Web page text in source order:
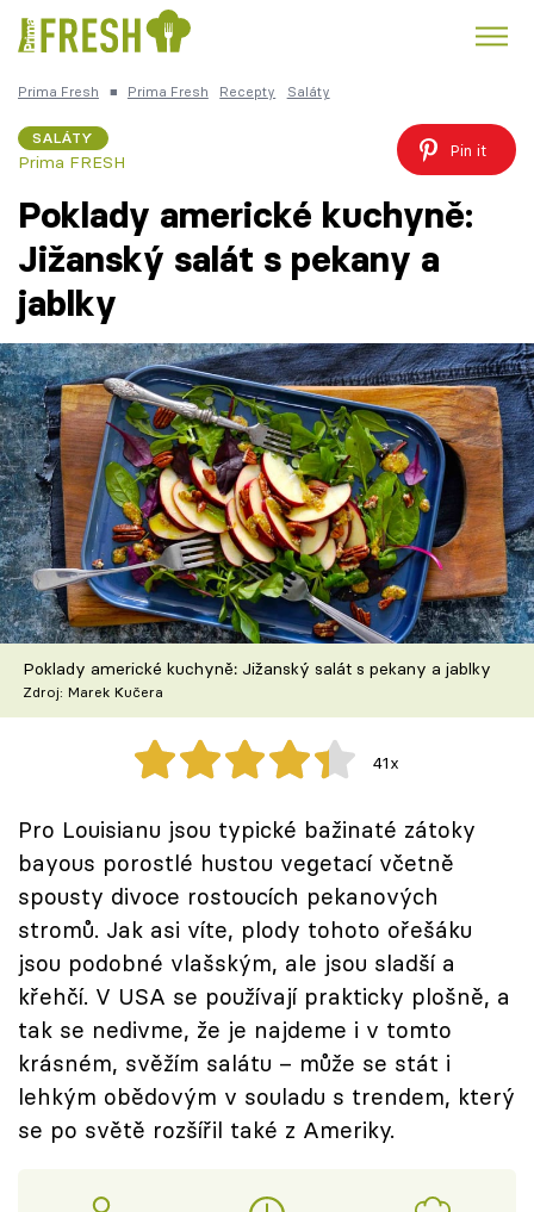
Česká kuchyně
Témata
Recepty
Články
TV Program
Škola vaření
Recepty z TV
Speciál: Cuketa
Těhotnej kuchař
Přihlášení
Sledujte nás
Prima Fresh ■ Prima Fresh Recepty Saláty
SALÁTY
Prima FRESH
Pin it
Poklady americké kuchyně:
Jižanský salát s pekany a
jablky
Poklady americké kuchyně: Jižanský salát s pekany a jablky
Zdroj: Marek Kučera
41x
Pro Louisianu jsou typické bažinaté zátoky
bayous porostlé hustou vegetací včetně
spousty divoce rostoucích pekanových
stromů. Jak asi víte, plody tohoto ořešáku
jsou podobné vlašským, ale jsou sladší a
křehčí. V USA se používají prakticky plošně, a
tak se nedivme, že je najdeme i v tomto
krásném, svěžím salátu – může se stát i
lehkým obědovým v souladu s trendem, který
se po světě rozšířil také z Ameriky.